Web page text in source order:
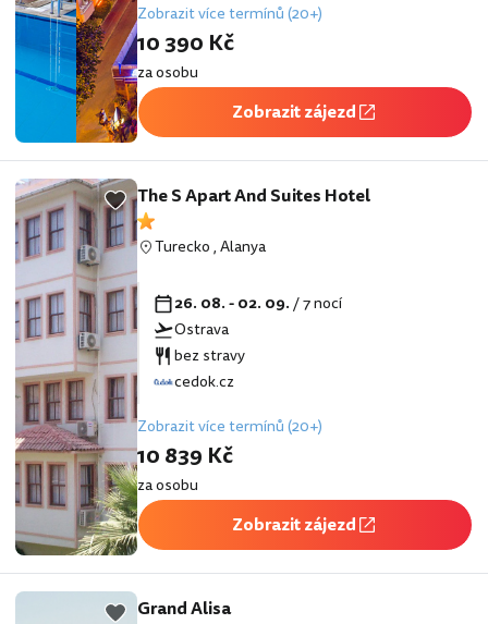
Zobrazit více termínů (20+)
10 390 Kč
za osobu
Zobrazit zájezd
The S Apart And Suites Hotel
Turecko,Alanya
26. 08. - 02. 09./ 7 nocí
Ostrava
bez stravy
cedok.cz
Zobrazit více termínů (20+)
10 839 Kč
za osobu
Zobrazit zájezd
Grand Alisa